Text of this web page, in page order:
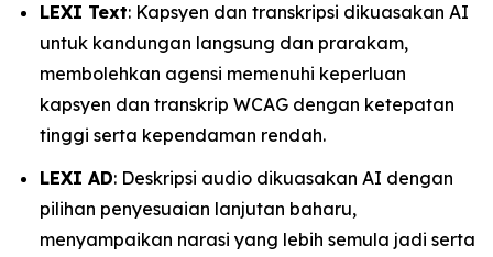
LEXI Text: Kapsyen dan transkripsi dikuasakan AI
untuk kandungan langsung dan prarakam,
membolehkan agensi memenuhi keperluan
kapsyen dan transkrip WCAG dengan ketepatan
tinggi serta kependaman rendah.
LEXI AD: Deskripsi audio dikuasakan AI dengan
pilihan penyesuaian lanjutan baharu,
menyampaikan narasi yang lebih semula jadi serta